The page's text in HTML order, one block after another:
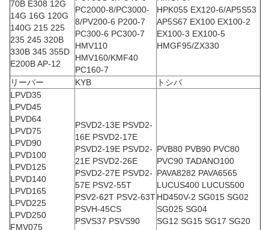
70B E308 12G
14G 16G 120G
140G 215 225
235 245 320B
330B 345 355D
E200B AP-12
PC2000-8/PC3000-
8/PV200-6 P200-7
PC300-6 PC300-7
HMV110
HMV160/KMF40
PC160-7
HPK055 EX120-6/AP5S53
AP5S67 EX100 EX100-2
EX100-3 EX100-5
HMGF95/ZX330
リーバー KYB
トシバ
LPVD35
LPVD45
LPVD64
LPVD75
LPVD90
LPVD100
LPVD125
LPVD140
LPVD165
LPVD225
LPVD250
FMV075
PSVD2-13E PSVD2-
16E PSVD2-17E
PSVD2-19E PSVD2-
21E PSVD2-26E
PSVD2-27E PSVD2-
57E PSV2-55T
PSV2-62T PSV2-63T
PSVH-45CS
PSVS37 PSVS90
PVB80 PVB90 PVC80
PVC90 TADANO100
PAVA8282 PAVA6565
LUCUS400 LUCUS500
HD450V-2 SG015 SG02
SG025 SG04
SG12 SG15 SG17 SG20